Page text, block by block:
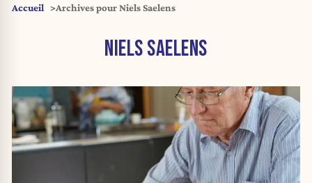
Accueil Archives pour Niels Saelens
NIELS SAELENS